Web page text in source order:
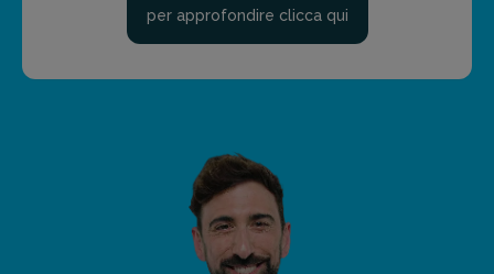
per approfondire clicca qui